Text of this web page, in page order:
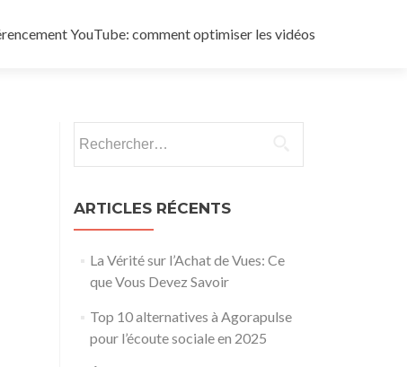
YouTube: comment optimiser les vidéos
ARTICLES RÉCENTS
La Vérité sur l’Achat de Vues: Ce
que Vous Devez Savoir
Top 10 alternatives à Agorapulse
pour l’écoute sociale en 2025